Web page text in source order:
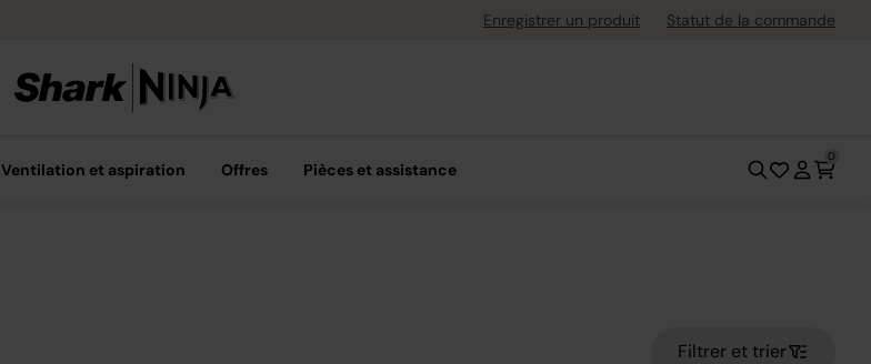
Retours gratuits jusqu'à 30 jours après
Enregistrer un produit Statut de la commande
Ventilation et aspiration Offres Pièces et assistance
0
Filtrer et trier